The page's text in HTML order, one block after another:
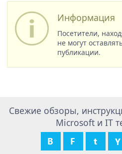
Информация
Посетители,
не могут
публикации.
Свежие обзоры,
Microsoft и IT